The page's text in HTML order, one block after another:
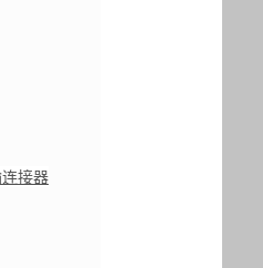
接器